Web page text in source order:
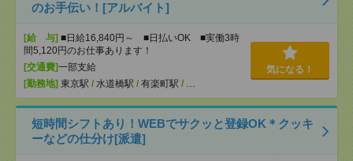
のお手伝い！[アルバイト]
[給 与] ■日給16,840円～ ■日払いOK ■実働3時
間5,120円のお仕事あります！
[交通費]一部支給
[勤務地] 東京駅 / 水道橋駅 / 有楽町駅 / …
気になる！
短時間シフトあり！WEBでサクッと登録OK＊クッキ
ーなどの仕分け[派遣]